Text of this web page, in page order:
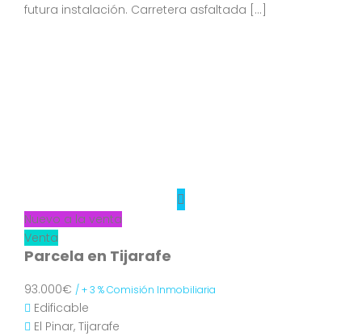
futura instalación. Carretera asfaltada […]
Nuevo a la venta
Venta
Parcela en Tijarafe
93.000€ / + 3 % Comisión Inmobiliaria
Edificable
El Pinar, Tijarafe